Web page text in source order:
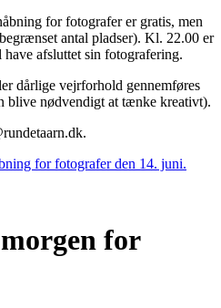
for fotografer er gratis, men
antal pladser). Kl. 22.00 er
have afsluttet sin fotografering.
dårlige vejrforhold gennemføres
blive nødvendigt at tænke kreativt).
.
for fotografer den 14. juni.
for